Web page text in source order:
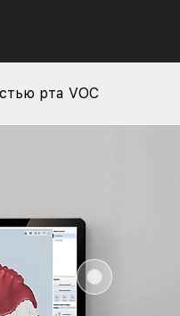
рта VOC